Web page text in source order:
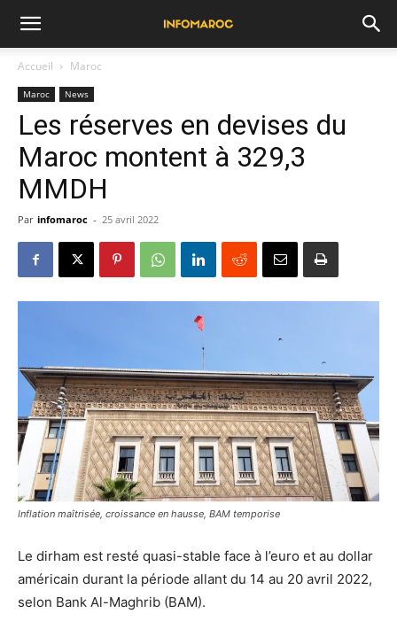
Accueil Maroc
Maroc News
Les réserves en devises du
Maroc montent à 329,3
MMDH
Par infomaroc - 25 avril 2022
Inflation maîtrisée, croissance en hausse, BAM temporise
Le dirham est resté quasi-stable face à l’euro et au dollar
américain durant la période allant du 14 au 20 avril 2022,
selon Bank Al-Maghrib (BAM).